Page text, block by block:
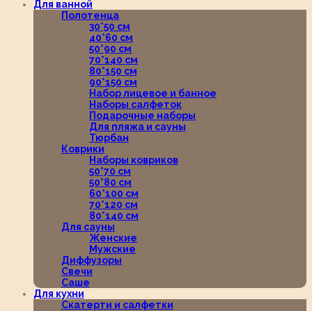
Для ванной
Полотенца
30*50 см
40*60 см
50*90 см
70*140 см
80*150 см
90*150 см
Набор лицевое и банное
Наборы салфеток
Подарочные наборы
Для пляжа и сауны
Тюрбан
Коврики
Наборы ковриков
50*70 см
50*80 см
60*100 см
70*120 см
80*140 см
Для сауны
Женские
Мужские
Диффузоры
Свечи
Саше
Для кухни
Скатерти и салфетки